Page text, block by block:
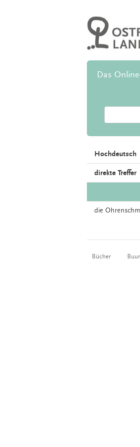
Das
Hochdeutsch
direkte Treffer
die
Bücher